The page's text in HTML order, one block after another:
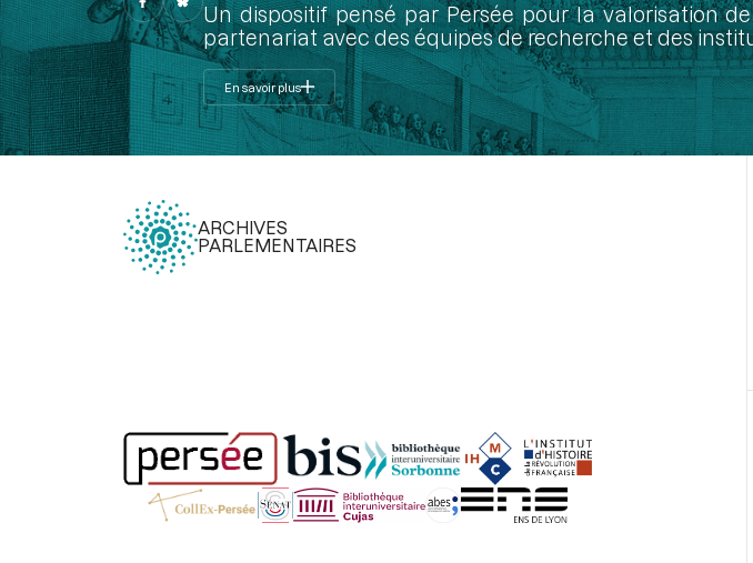
Un dispositif pensé par Persée pour la valorisation
partenariat avec des équipes de recherche et des
En savoir plus
ARCHIVES
PARLEMENTAIRES